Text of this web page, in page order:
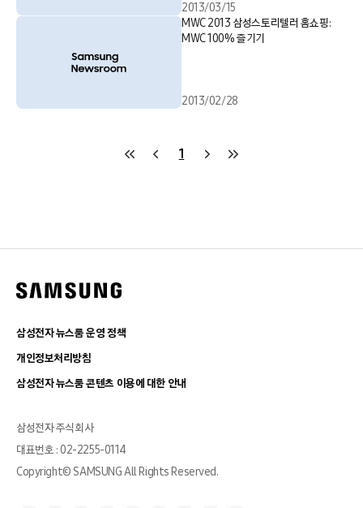
2013/03/15
MWC 2013 삼성스토리텔러 홈쇼핑:
MWC 100% 즐기기
2013/02/28
1
삼성전자 뉴스룸 운영 정책
개인정보처리방침
삼성전자 뉴스룸 콘텐츠 이용에 대한 안내
삼성전자 주식회사
대표번호 : 02-2255-0114
Copyright© SAMSUNG All Rights Reserved.